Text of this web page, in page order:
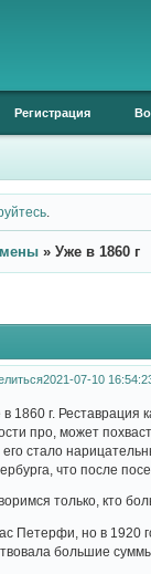
Регистрация
» Уже в 1860 г
2021-07-10
1860 г. Реставрация
про, может
стало
что после
только, кто
Петерфи, но в 1920
большие